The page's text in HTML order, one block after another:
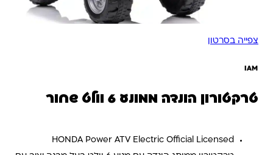
צפייה בסרטון
IAM
טרקטורון הונדה ממונע 6 וולט שחור
HONDA Power ATV Electric Official Licensed